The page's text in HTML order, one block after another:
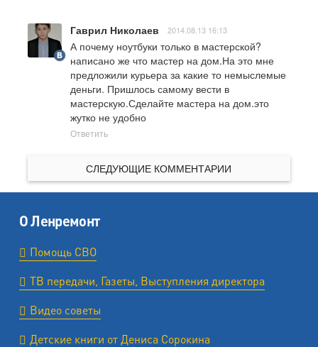
Гаврил Николаев 2014.08.13 16:13
А почему ноутбуки только в мастерской?
написано же что мастер на дом.На это мне
предложили курьера за какие то немыслемые
деньги. Пришлось самому вести в
мастерскую.Сделайте мастера на дом.это
жутко не удобно
Ответить
СЛЕДУЮЩИЕ КОММЕНТАРИИ
О Ленремонт
Помощь СВО
ТВ передачи, Газеты, Выступления директора
Видео советы
Детские книги от Дениса Сорокина